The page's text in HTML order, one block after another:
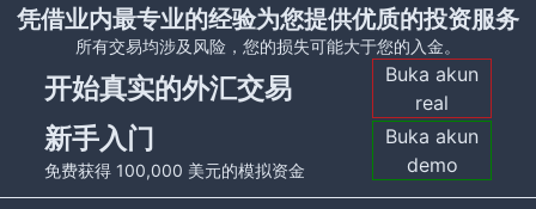
凭借业内最专业的经验为您提供优质的投资服务
所有交易均涉及风险，您的损失可能大于您的入金。
开始真实的外汇交易
Buka akun
real
新手入门
免费获得 100,000 美元的模拟资金
Buka akun
demo